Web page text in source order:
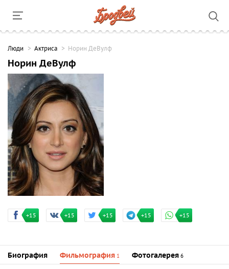
Люди Актриса Норин ДеВулф
Норин ДеВулф
+15 +15 +15 +15 +15
Биография Фильмография 1 Фотогалерея 6